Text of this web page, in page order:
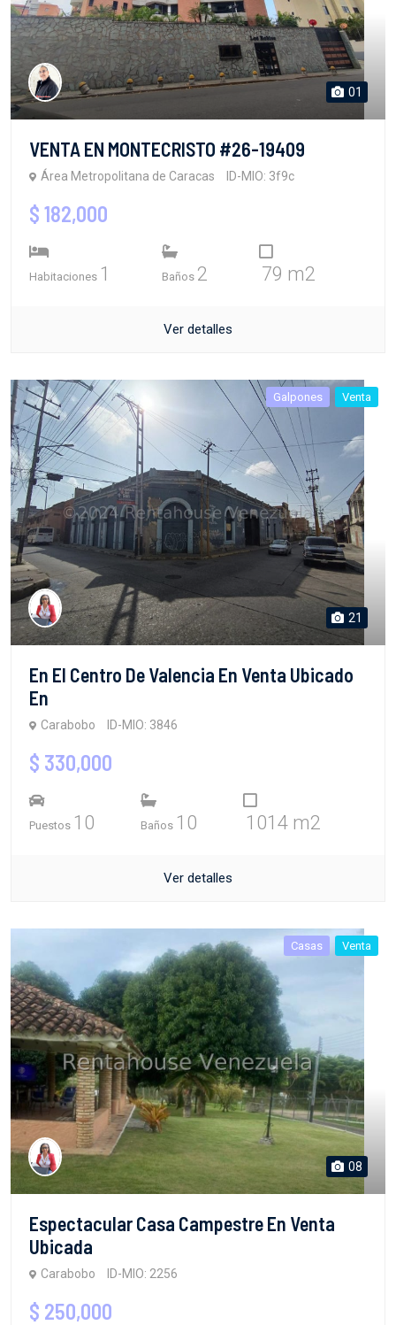
01
VENTA EN MONTECRISTO #26-19409
Área Metropolitana de Caracas ID-MIO: 3f9c
$ 182,000
Habitaciones 1 Baños 2 79 m2
Ver detalles
Galpones Venta
21
En El Centro De Valencia En Venta Ubicado
En
Carabobo ID-MIO: 3846
$ 330,000
Puestos 10 Baños 10 1014 m2
Ver detalles
Casas Venta
08
Espectacular Casa Campestre En Venta
Ubicada
Carabobo ID-MIO: 2256
$ 250,000